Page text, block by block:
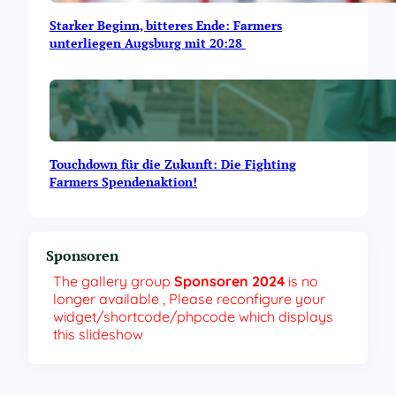
Starker Beginn, bitteres Ende: Farmers
unterliegen Augsburg mit 20:28
Touchdown für die Zukunft: Die Fighting
Farmers Spendenaktion!
Sponsoren
The gallery group Sponsoren 2024 is no
longer available , Please reconfigure your
widget/shortcode/phpcode which displays
this slideshow